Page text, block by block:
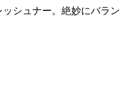
シュナー。絶妙にバラ